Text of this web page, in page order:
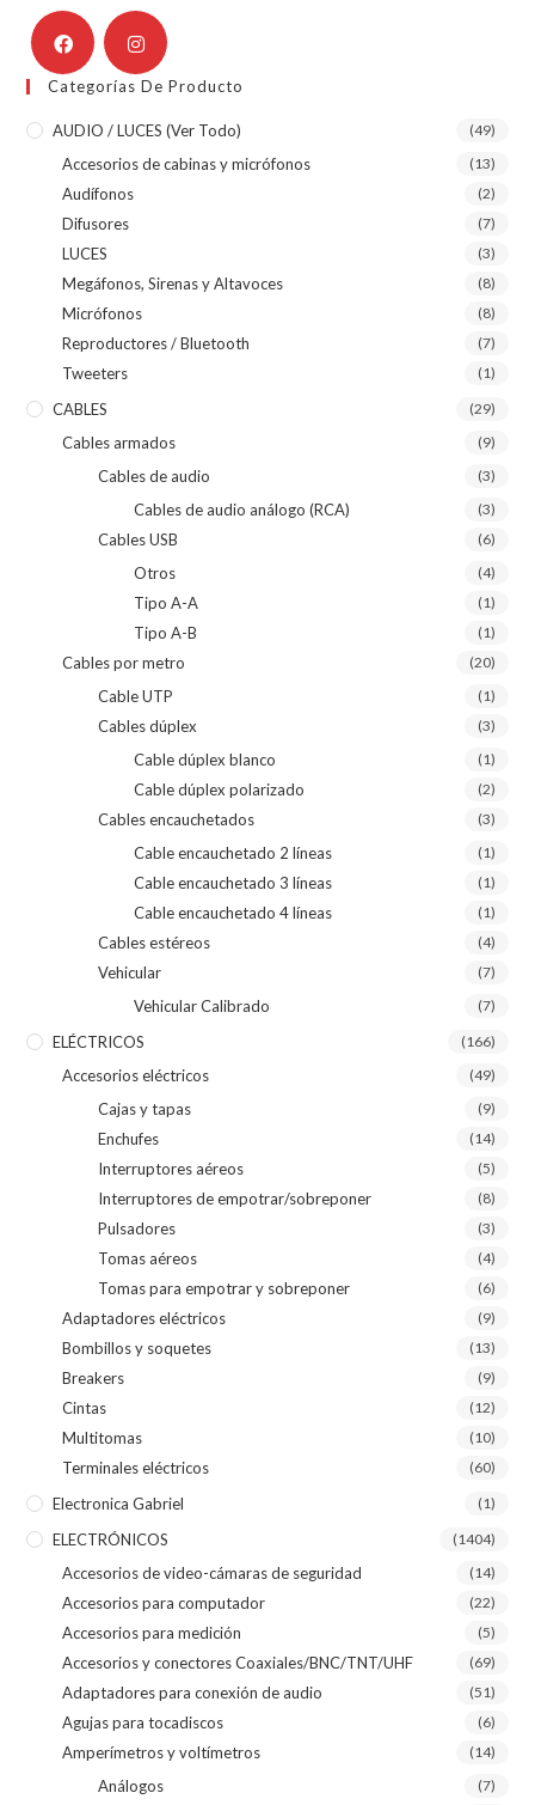
Categorías De Producto
AUDIO / LUCES (ver Todo) (49)
Accesorios de cabinas y micrófonos (13)
Audífonos (2)
Difusores (7)
LUCES (3)
Megáfonos, Sirenas y Altavoces (8)
Micrófonos (8)
Reproductores / Bluetooth (7)
Tweeters (1)
CABLES (29)
Cables armados (9)
Cables de audio (3)
Cables de audio análogo (RCA) (3)
Cables USB (6)
Otros (4)
Tipo A-A (1)
Tipo A-B (1)
Cables por metro (20)
Cable UTP (1)
Cables dúplex (3)
Cable dúplex blanco (1)
Cable dúplex polarizado (2)
Cables encauchetados (3)
Cable encauchetado 2 líneas (1)
Cable encauchetado 3 líneas (1)
Cable encauchetado 4 líneas (1)
Cables estéreos (4)
Vehicular (7)
Vehicular Calibrado (7)
ELÉCTRICOS (166)
Accesorios eléctricos (49)
Cajas y tapas (9)
Enchufes (14)
Interruptores aéreos (5)
Interruptores de empotrar/sobreponer (8)
Pulsadores (3)
Tomas aéreos (4)
Tomas para empotrar y sobreponer (6)
Adaptadores eléctricos (9)
Bombillos y soquetes (13)
Breakers (9)
Cintas (12)
Multitomas (10)
Terminales eléctricos (60)
Electronica Gabriel (1)
ELECTRÓNICOS (1404)
Accesorios de video-cámaras de seguridad (14)
Accesorios para computador (22)
Accesorios para medición (5)
Accesorios y conectores Coaxiales/BNC/TNT/UHF (69)
Adaptadores para conexión de audio (51)
Agujas para tocadiscos (6)
Amperímetros y voltímetros (14)
Análogos (7)